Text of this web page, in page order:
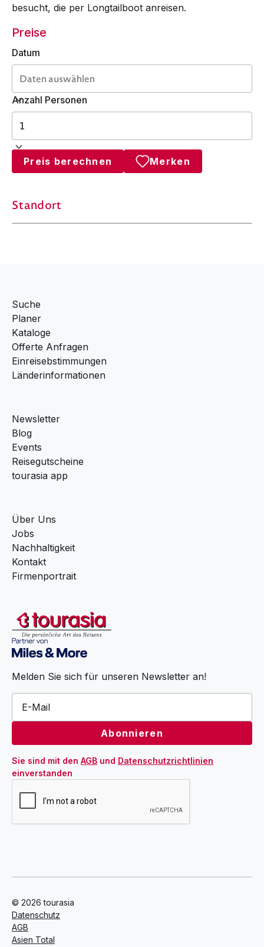
besucht, die per Longtailboot anreisen.
Preise
Datum
Anzahl Personen
Preis berechnen Merken
Standort
Suche
Planer
Kataloge
Offerte Anfragen
Einreisebstimmungen
Länderinformationen
Newsletter
Blog
Events
Reisegutscheine
tourasia app
Über Uns
Jobs
Nachhaltigkeit
Kontakt
Firmenportrait
Melden Sie sich für unseren Newsletter an!
Sie sind mit den AGB und Datenschutzrichtlinien
einverstanden
© 2026 tourasia
Datenschutz
AGB
Asien Total